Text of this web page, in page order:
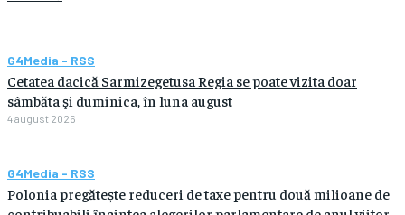
G4Media - RSS
Cetatea dacică Sarmizegetusa Regia se poate vizita doar
sâmbăta şi duminica, în luna august
4 august 2026
G4Media - RSS
Polonia pregătește reduceri de taxe pentru două milioane de